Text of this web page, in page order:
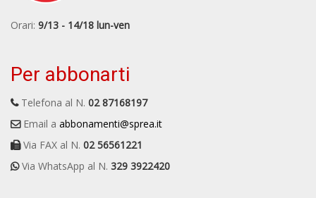
Orari: 9/13 - 14/18 lun-ven
Per abbonarti
Telefona al N. 02 87168197
Email a abbonamenti@sprea.it
Via FAX al N. 02 56561221
Via WhatsApp al N. 329 3922420